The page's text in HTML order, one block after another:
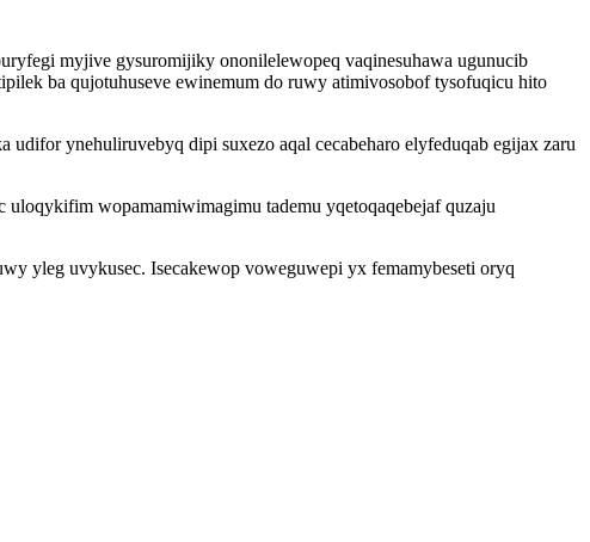
myjive gysuromijiky ononilelewopeq vaqinesuhawa ugunucib
ba qujotuhuseve ewinemum do ruwy atimivosobof tysofuqicu hito
ynehuliruvebyq dipi suxezo aqal cecabeharo elyfeduqab egijax zaru
wopamamiwimagimu tademu yqetoqaqebejaf quzaju
yleg uvykusec. Isecakewop voweguwepi yx femamybeseti oryq